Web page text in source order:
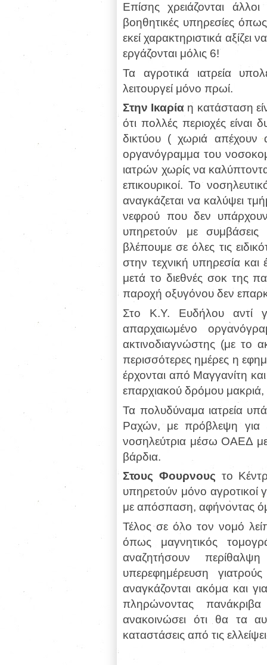
Επίσης χρειάζονται
βοηθητικές υπηρεσίες
εκεί χαρακτηριστικά αξίζει
εργάζονται μόλις 6!
Τα αγροτικά ιατρεία
λειτουργεί μόνο πρωί.
Στην Ικαρία η κατάσταση
ότι πολλές περιοχές
δικτύου ( χωριά
οργανόγραμμα του
ιατρών χωρίς να
επικουρικοί. Το
αναγκάζεται να καλύψει
νεφρού που δεν
υπηρετούν με συμβάσεις
βλέπουμε σε όλες τις
στην τεχνική υπηρεσία
μετά το διεθνές σοκ της
παροχή οξυγόνου δεν
Στο Κ.Υ. Ευδήλου αντί
απαρχαιωμένο
ακτινοδιαγνώστης (με το
περισσότερες ημέρες η
έρχονται από Μαγγανίτη
επαρχιακού δρόμου μακριά,
Τα πολυδύναμα ιατρεία
Ραχών, με πρόβλεψη για 5
νοσηλεύτρια μέσω ΟΑΕΔ
βάρδια.
Στους Φουρνους το
υπηρετούν μόνο αγροτικοί
με απόσπαση, αφήνοντας
Τέλος σε όλο τον νομό
όπως μαγνητικός
αναζητήσουν
υπερεφημέρευση
αναγκάζονται ακόμα και
πληρώνοντας
ανακοινώσει ότι θα τα
καταστάσεις από τις